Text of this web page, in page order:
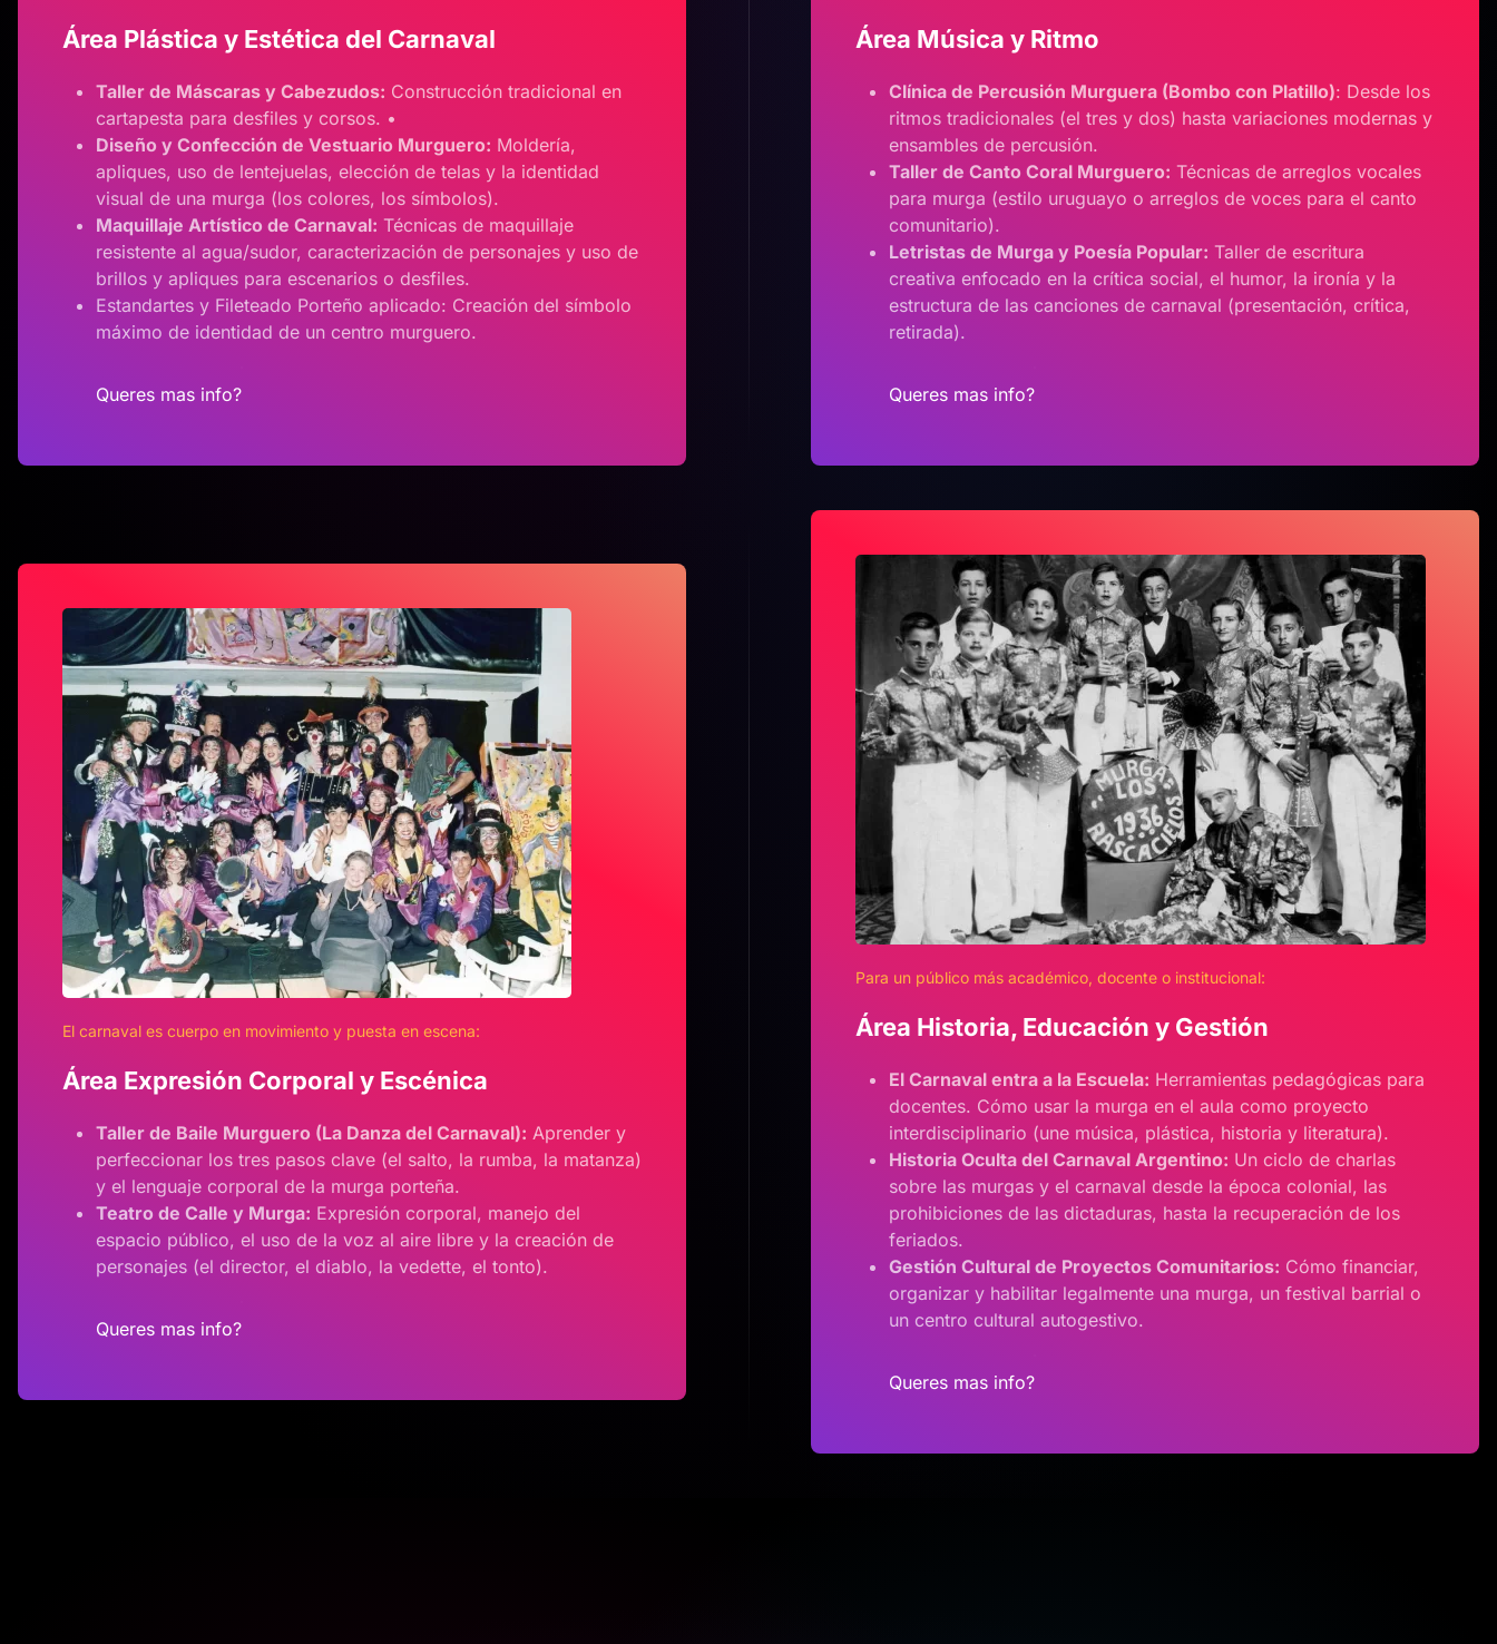
Área Plástica y Estética del Carnaval
Taller de Máscaras y Cabezudos: Construcción tradicional en
cartapesta para desfiles y corsos. •
Diseño y Confección de Vestuario Murguero: Moldería,
apliques, uso de lentejuelas, elección de telas y la identidad
visual de una murga (los colores, los símbolos).
Maquillaje Artístico de Carnaval: Técnicas de maquillaje
resistente al agua/sudor, caracterización de personajes y uso de
brillos y apliques para escenarios o desfiles.
Estandartes y Fileteado Porteño aplicado: Creación del símbolo
máximo de identidad de un centro murguero.
Queres mas info?
Área Música y Ritmo
Clínica de Percusión Murguera (Bombo con Platillo): Desde los
ritmos tradicionales (el tres y dos) hasta variaciones modernas y
ensambles de percusión.
Taller de Canto Coral Murguero: Técnicas de arreglos vocales
para murga (estilo uruguayo o arreglos de voces para el canto
comunitario).
Letristas de Murga y Poesía Popular: Taller de escritura
creativa enfocado en la crítica social, el humor, la ironía y la
estructura de las canciones de carnaval (presentación, crítica,
retirada).
Queres mas info?
El carnaval es cuerpo en movimiento y puesta en escena:
Área Expresión Corporal y Escénica
Taller de Baile Murguero (La Danza del Carnaval): Aprender y
perfeccionar los tres pasos clave (el salto, la rumba, la matanza)
y el lenguaje corporal de la murga porteña.
Teatro de Calle y Murga: Expresión corporal, manejo del
espacio público, el uso de la voz al aire libre y la creación de
personajes (el director, el diablo, la vedette, el tonto).
Queres mas info?
Para un público más académico, docente o institucional:
Área Historia, Educación y Gestión
El Carnaval entra a la Escuela: Herramientas pedagógicas para
docentes. Cómo usar la murga en el aula como proyecto
interdisciplinario (une música, plástica, historia y literatura).
Historia Oculta del Carnaval Argentino: Un ciclo de charlas
sobre las murgas y el carnaval desde la época colonial, las
prohibiciones de las dictaduras, hasta la recuperación de los
feriados.
Gestión Cultural de Proyectos Comunitarios: Cómo financiar,
organizar y habilitar legalmente una murga, un festival barrial o
un centro cultural autogestivo.
Queres mas info?